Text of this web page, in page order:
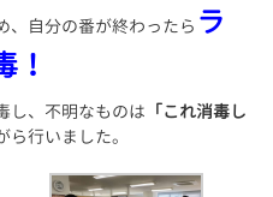
、自分の番が終わったら ラ
！
し、不明なものは 「これ消毒し
行いました。